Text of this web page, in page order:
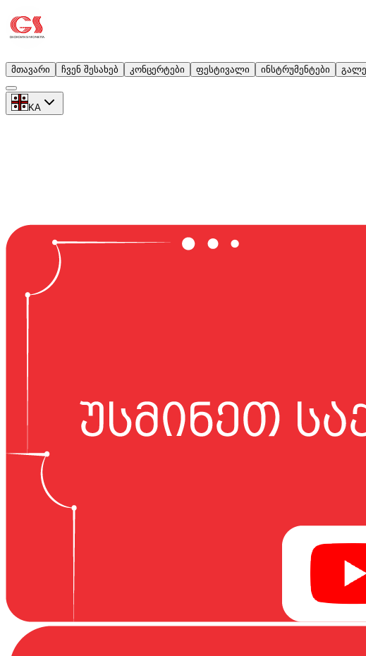
მთავარი ჩვენ შესახებ კონცერტები ფესტივალი ინსტრუმენტები
KA